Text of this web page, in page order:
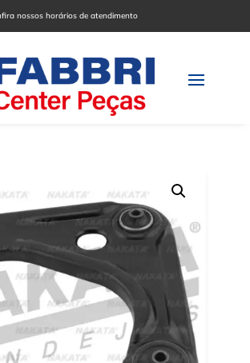
nossos horários de atendimento